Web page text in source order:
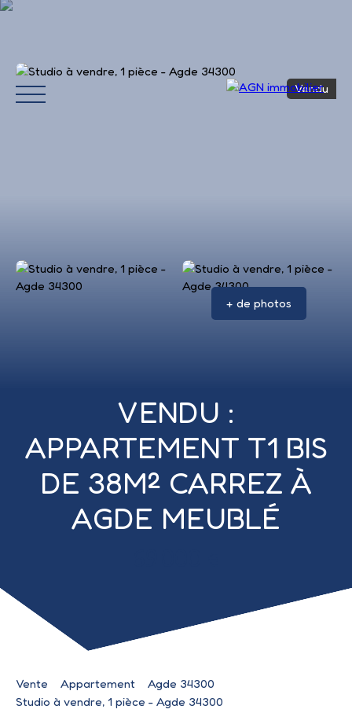
Accueil Louer Vendre
Vendu
+ de photos
VENDU :
APPARTEMENT T1 BIS
DE 38M² CARREZ À
AGDE MEUBLÉ
Vente Appartement
Agde 34300
Studio à vendre, 1 pièce - Agde 34300